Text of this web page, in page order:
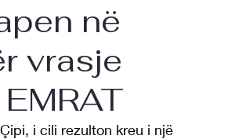
në
vrasje
i cili rezulton kreu i një